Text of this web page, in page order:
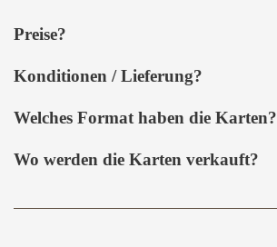
Preise?
Konditionen / Lieferung?
Welches Format haben die Karten?
Wo werden die Karten verkauft?